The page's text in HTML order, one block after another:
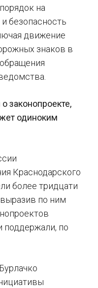
на
безопасность
движение
знаков в
законопроекте,
одиноким
Краснодарского
более тридцати
по ним
поддержали, по